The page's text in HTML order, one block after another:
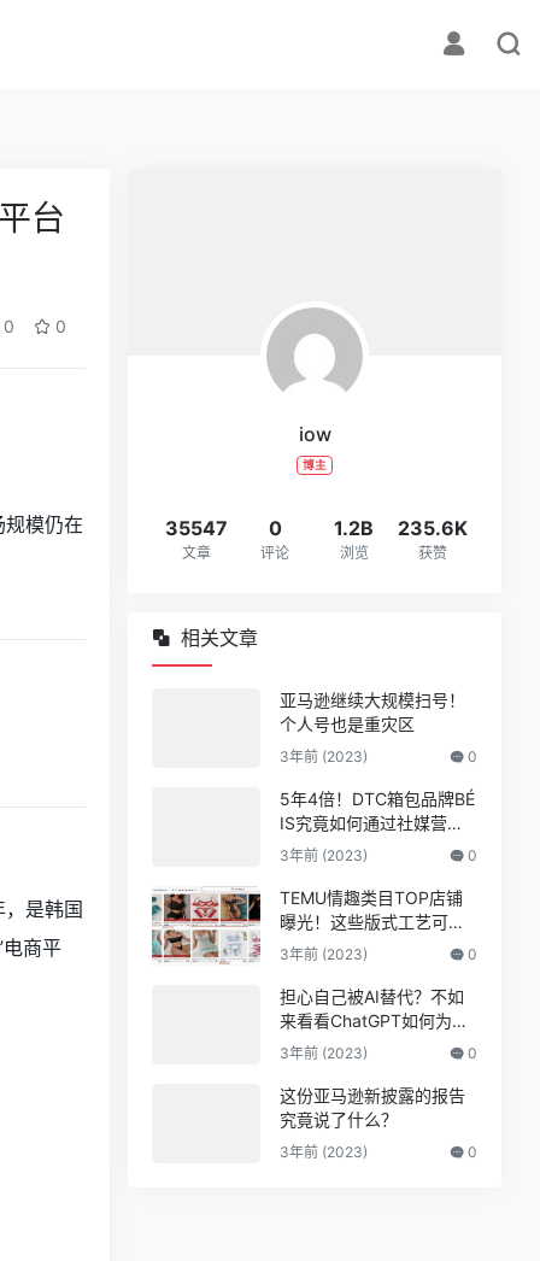
台
0 0
模仍在
是韩国
商平
iow
博主
35547
文章
0
评论
1.2B
浏览
235.6K
获赞
相关文章
亚马逊继续大规模扫号！
个人号也是重灾区
3年前 (2023) 0
5年4倍！DTC箱包品牌BÉ
IS究竟如何通过社媒营销
收获逆势上涨！
3年前 (2023) 0
TEMU情趣类目TOP店铺
曝光！这些版式工艺可能
爆
3年前 (2023) 0
担心自己被AI替代？不如
来看看ChatGPT如何为亚
马逊人所用
3年前 (2023) 0
这份亚马逊新披露的报告
究竟说了什么？
3年前 (2023) 0